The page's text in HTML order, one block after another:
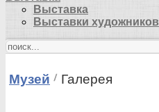
Выставка
Выставки художников
Музей Галерея